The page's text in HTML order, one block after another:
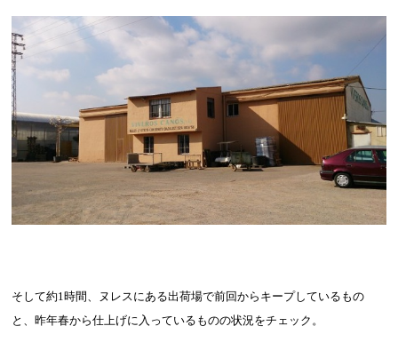
そして約1時間、ヌレスにある出荷場で前回からキープしているもの
と、昨年春から仕上げに入っているものの状況をチェック。